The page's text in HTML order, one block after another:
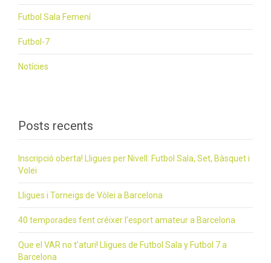
Futbol Sala Femení
Futbol-7
Notícies
Posts recents
Inscripció oberta! Lligues per Nivell: Futbol Sala, Set, Bàsquet i
Volei
Lligues i Torneigs de Vòlei a Barcelona
40 temporades fent créixer l’esport amateur a Barcelona
Que el VAR no t’aturi! Lligues de Futbol Sala y Futbol 7 a
Barcelona